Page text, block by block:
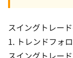
スイングトレー
1. トレンドフォ
スイングトレー